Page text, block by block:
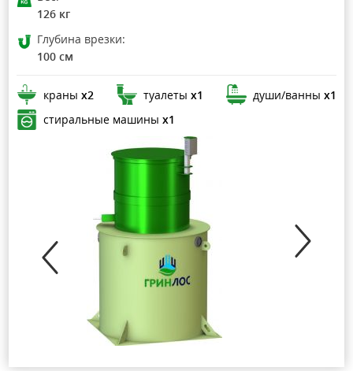
126 кг
Глубина врезки:
100 см
краны х2 туалеты х1 души/ванны х1
стиральные машины х1